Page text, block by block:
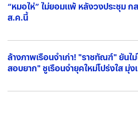
“หมอไห่” ไม่ยอมแพ้ หลังวงประชุม ก
ส.ค.นี้
ล้างภาพเรือนจำเก่า! "ราชทัณฑ์" ยันไ
สอบยาก" ชูเรือนจำยุคใหม่โปร่งใส